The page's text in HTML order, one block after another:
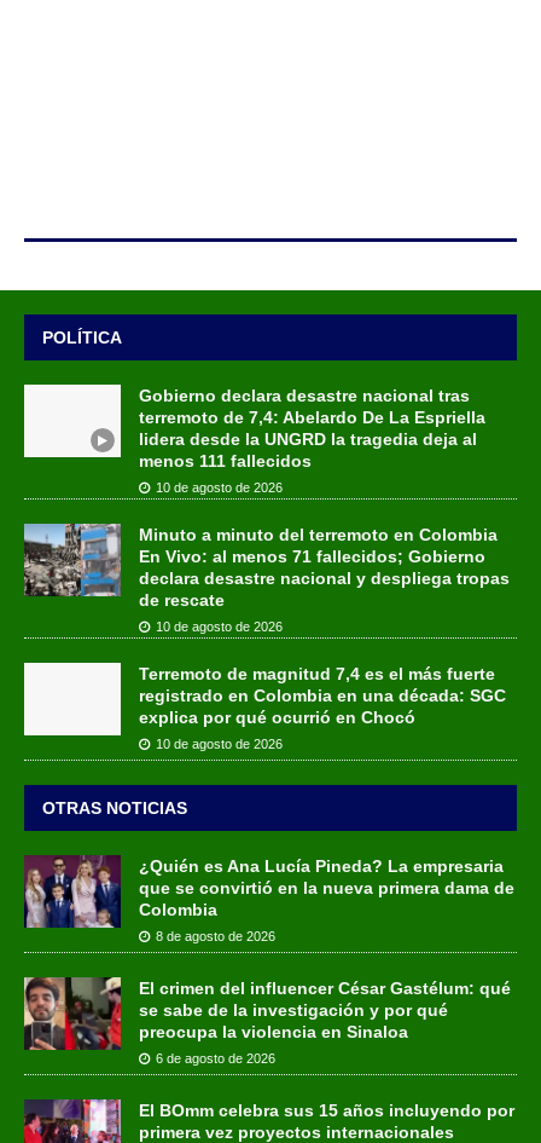
POLÍTICA
Gobierno declara desastre nacional tras
terremoto de 7,4: Abelardo De La Espriella
lidera desde la UNGRD la tragedia deja al
menos 111 fallecidos
10 de agosto de 2026
Minuto a minuto del terremoto en Colombia
En Vivo: al menos 71 fallecidos; Gobierno
declara desastre nacional y despliega tropas
de rescate
10 de agosto de 2026
Terremoto de magnitud 7,4 es el más fuerte
registrado en Colombia en una década: SGC
explica por qué ocurrió en Chocó
10 de agosto de 2026
OTRAS NOTICIAS
¿Quién es Ana Lucía Pineda? La empresaria
que se convirtió en la nueva primera dama de
Colombia
8 de agosto de 2026
El crimen del influencer César Gastélum: qué
se sabe de la investigación y por qué
preocupa la violencia en Sinaloa
6 de agosto de 2026
El BOmm celebra sus 15 años incluyendo por
primera vez proyectos internacionales